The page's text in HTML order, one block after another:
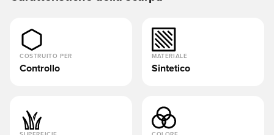
COSTRUITO PER
Controllo
MATERIALE
Sintetico